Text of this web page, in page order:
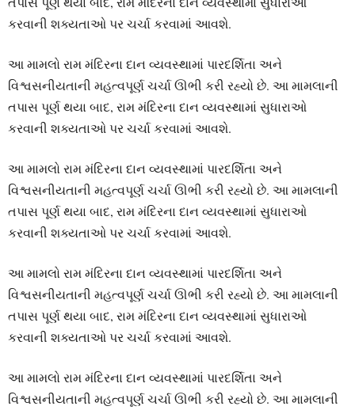
કરવાની શક્યતાઓ પર ચર્ચા કરવામાં આવશે.
આ મામલો રામ મંદિરના દાન વ્યવસ્થામાં પારદર્શિતા અને
વિશ્વસનીયતાની મહત્વપૂર્ણ ચર્ચા ઊભી કરી રહ્યો છે. આ મામલાની
તપાસ પૂર્ણ થયા બાદ, રામ મંદિરના દાન વ્યવસ્થામાં સુધારાઓ
કરવાની શક્યતાઓ પર ચર્ચા કરવામાં આવશે.
આ મામલો રામ મંદિરના દાન વ્યવસ્થામાં પારદર્શિતા અને
વિશ્વસનીયતાની મહત્વપૂર્ણ ચર્ચા ઊભી કરી રહ્યો છે. આ મામલાની
તપાસ પૂર્ણ થયા બાદ, રામ મંદિરના દાન વ્યવસ્થામાં સુધારાઓ
કરવાની શક્યતાઓ પર ચર્ચા કરવામાં આવશે.
આ મામલો રામ મંદિરના દાન વ્યવસ્થામાં પારદર્શિતા અને
વિશ્વસનીયતાની મહત્વપૂર્ણ ચર્ચા ઊભી કરી રહ્યો છે. આ મામલાની
તપાસ પૂર્ણ થયા બાદ, રામ મંદિરના દાન વ્યવસ્થામાં સુધારાઓ
કરવાની શક્યતાઓ પર ચર્ચા કરવામાં આવશે.
આ મામલો રામ મંદિરના દાન વ્યવસ્થામાં પારદર્શિતા અને
વિશ્વસનીયતાની મહત્વપૂર્ણ ચર્ચા ઊભી કરી રહ્યો છે. આ મામલાની